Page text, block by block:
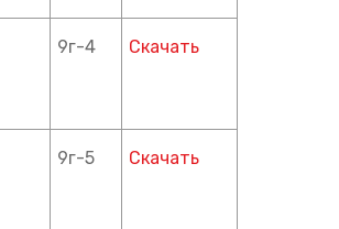
9г-4 Скачать
9г-5 Скачать